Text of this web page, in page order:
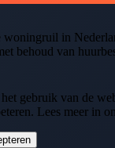
in
behoud van
gebruik van de
Lees meer in